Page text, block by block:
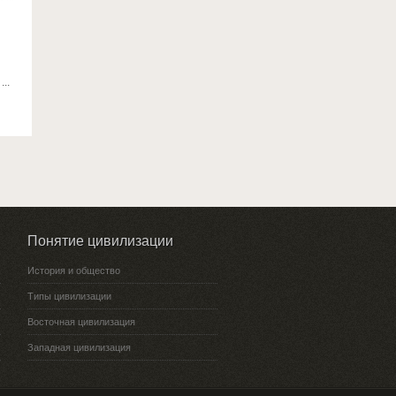
Понятие цивилизации
История и общество
Типы цивилизации
Восточная цивилизация
Западная цивилизация